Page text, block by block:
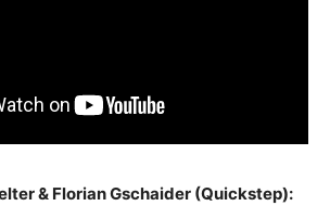
& Florian Gschaider (Quickstep):